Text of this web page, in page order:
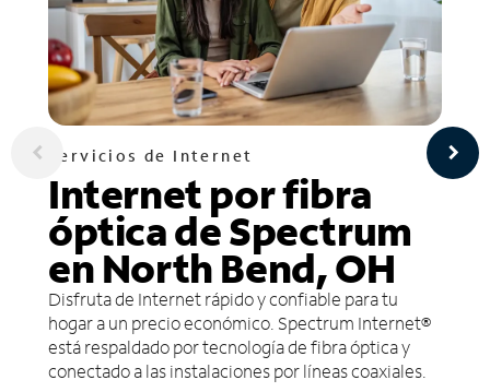
Servicios de Internet
Internet por fibra
óptica de Spectrum
en North Bend, OH
Disfruta de Internet rápido y confiable para tu
hogar a un precio económico. Spectrum Internet®
está respaldado por tecnología de fibra óptica y
conectado a las instalaciones por líneas coaxiales.